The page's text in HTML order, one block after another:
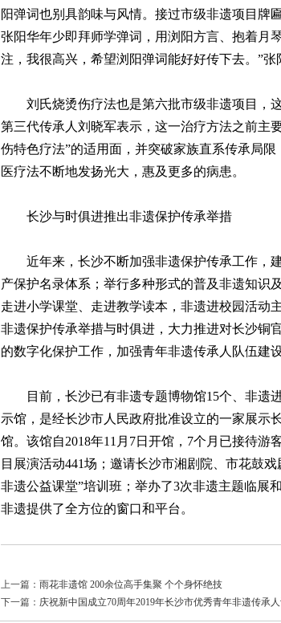
阳弹词也别具韵味与风情。接过市级非遗项目牌
张阳华年少即拜师学弹词，用浏阳方言、抱着月
注，我很高兴，希望浏阳弹词能好好传下去。”张
刘氏烧烫伤疗法也是第六批市级非遗项目，这
第三代传承人刘晓军表示，这一治疗方法之前主
伤特色疗法”的适用面，并突破家族直系传承局
医疗法不断地发扬光大，惠及更多的病患。
长沙与时俱进推出非遗保护传承举措
近年来，长沙不断加强非遗保护传承工作，
产保护名录体系；举行多种形式的普及非遗知识
走进小学课堂、走进教学读本，非遗进校园活动
非遗保护传承举措与时俱进，大力推进对长沙铜
的数字化保护工作，加强青年非遗传承人队伍建
目前，长沙已有非遗专题博物馆15个、非遗
示馆，是经长沙市人民政府批准设立的一家展示
馆。该馆自2018年11月7日开馆，7个月已接待
目展演活动441场；邀请长沙市湘剧院、市花鼓
非遗公益课堂”培训班；举办了3次非遗主题临展
非遗提供了全方位的窗口和平台。
上一篇： 雨花非遗馆 200余位高手集聚 个个身怀绝技
下一篇： 庆祝新中国成立70周年2019年长沙市优秀青年非遗传承